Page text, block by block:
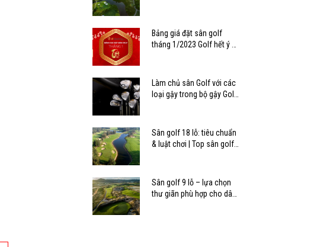
Bảng giá đặt sân golf
tháng 1/2023 Golf hết ý –
Làm chủ sân Golf với các
loại gậy trong bộ gậy Golf
Sân golf 18 lỗ: tiêu chuẩn
& luật chơi | Top sân golf
Sân golf 9 lỗ – lựa chọn
thư giãn phù hợp cho dân